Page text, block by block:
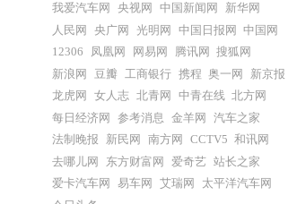
得其看上去更激进。侧面造型
更为动感，尾部配备了主动式
可升降扰流板，进一步提升整
车的空气动力学性能，排气则
采用了双边共四出式布局。
我爱汽车网 央视网 中国新闻网
新华网
人民网 央广网 光明网 中国日报网 中国网
12306
凤凰网 网易网 腾讯网
搜狐网
新浪网
豆瓣 工商银行 携程 奥一网
新京报
龙虎网
女人志 北青网 中青在线 北方网
每日经济网
参考消息 金羊网
汽车之家
法制晚报
新民网 南方网 CCTV5 和讯网
去哪儿网
东方财富网 爱奇艺 站长之家
爱卡汽车网
易车网 艾瑞网
太平洋汽车网